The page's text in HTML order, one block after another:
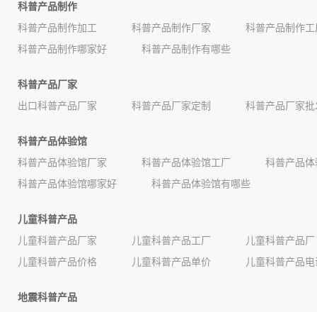
科普产品制作
科普产品制作加工
科普产品制作厂家
科普产品制作工
科普产品制作哪家好
科普产品制作有哪些
科普产品厂家
出口科普产品厂家
科普产品厂家定制 科普产品厂家批
科普产品体验馆
科普产品体验馆厂家
科普产品体验馆工厂
科普产品
科普产品体验馆哪家好
科普产品体验馆有哪些
儿童科普产品
儿童科普产品厂家
儿童科普产品工厂
儿童科普产品厂
儿童科普产品价格
儿童科普产品单价 儿童科普产品电
地震科普产品